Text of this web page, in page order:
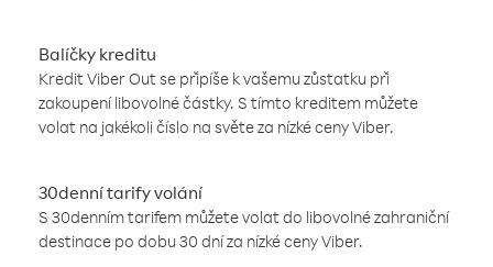
Balíčky kreditu
Kredit Viber Out se připíše k vašemu zůstatku při
zakoupení libovolné částky. S tímto kreditem můžete
volat na jakékoli číslo na světe za nízké ceny Viber.
30denní tarify volání
S 30denním tarifem můžete volat do libovolné zahraniční
destinace po dobu 30 dní za nízké ceny Viber.